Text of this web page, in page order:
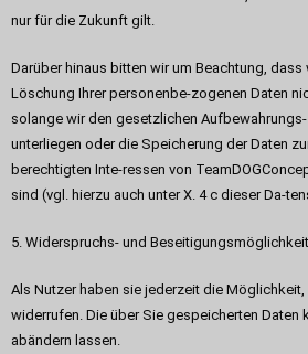
nur für die Zukunft gilt.
Darüber hinaus bitten wir um Beachtung,
Löschung Ihrer personenbe-zogenen Daten
solange wir den gesetzlichen
unterliegen oder die Speicherung der Daten
berechtigten Inte-ressen von
sind (vgl. hierzu auch unter X. 4 c dieser Da-
5. Widerspruchs- und Beseitigungsmöglichkeit
Als Nutzer haben sie jederzeit die
widerrufen. Die über Sie gespeicherten Daten
abändern lassen.